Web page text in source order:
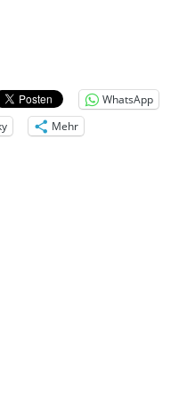
WhatsApp
Mehr